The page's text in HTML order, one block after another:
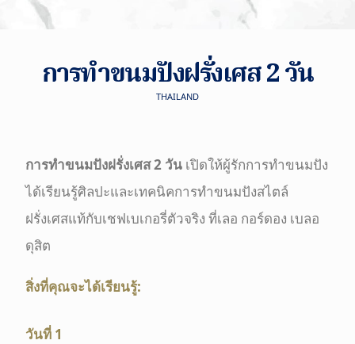
การทำขนมปังฝรั่งเศส 2 วัน
THAILAND
การทำขนมปังฝรั่งเศส2 วัน เปิดให้ผู้รักการทำขนมปัง
ได้เรียนรู้ศิลปะและเทคนิคการทำขนมปังสไตล์
ฝรั่งเศสแท้กับเชฟเบเกอรี่ตัวจริง ที่เลอ กอร์ดอง เบลอ
ดุสิต
สิ่งที่คุณจะได้เรียนรู้:
วันที่ 1